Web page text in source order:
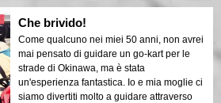
Che brivido!
Come qualcuno nei miei 50 anni, non avrei
mai pensato di guidare un go-kart per le
strade di Okinawa, ma è stata
un'esperienza fantastica. Io e mia moglie ci
siamo divertiti molto a guidare attraverso